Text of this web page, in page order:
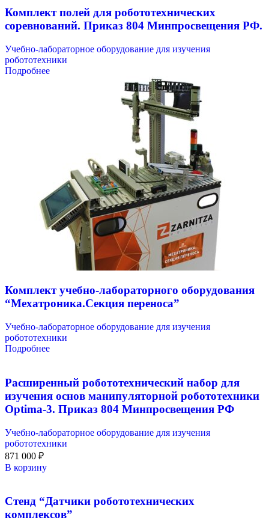
Комплект полей для робототехнических
соревнований. Приказ 804 Минпросвещения РФ.
Учебно-лабораторное оборудование для изучения
робототехники
Подробнее
Комплект учебно-лабораторного оборудования
“Мехатроника.Секция переноса”
Учебно-лабораторное оборудование для изучения
робототехники
Подробнее
Расширенный робототехнический набор для
изучения основ манипуляторной робототехники
Optima-3. Приказ 804 Минпросвещения РФ
Учебно-лабораторное оборудование для изучения
робототехники
871 000 ₽
В корзину
Стенд “Датчики робототехнических
комплексов”